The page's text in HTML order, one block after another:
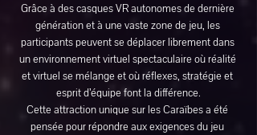
Grâce à des casques VR autonomes de dernière
génération et à une vaste zone de jeu, les
participants peuvent se déplacer librement dans
un environnement virtuel spectaculaire où réalité
et virtuel se mélange et où réflexes, stratégie et
esprit d’équipe font la différence.
Cette attraction unique sur les Caraïbes a été
pensée pour répondre aux exigences du jeu